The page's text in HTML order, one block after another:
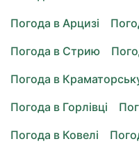
Погода в Арцизі
Погода в Стрию
Погода в
Погода в Горлівці
Погода в Ковелі